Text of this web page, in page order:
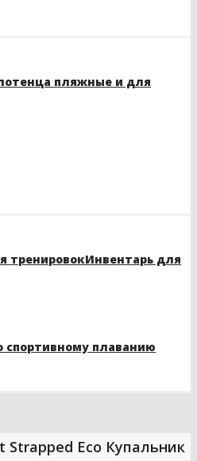
пляжные и для
тренировокИнвентарь для
спортивному плаванию
Strapped Eco Купальник